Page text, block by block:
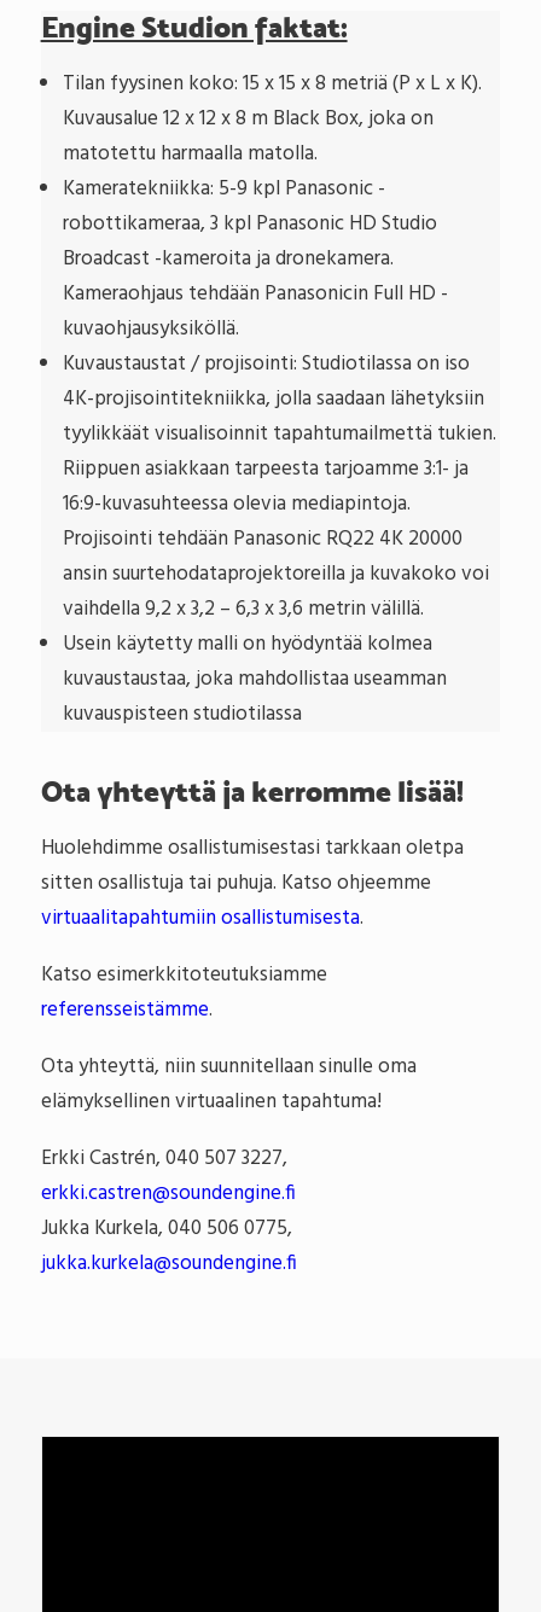
Engine Studion faktat:
Tilan fyysinen koko: 15 x 15 x 8 metriä (P x L x K).
Kuvausalue 12 x 12 x 8 m Black Box, joka on
matotettu harmaalla matolla.
Kameratekniikka: 5-9 kpl Panasonic -
robottikameraa, 3 kpl Panasonic HD Studio
Broadcast -kameroita ja dronekamera.
Kameraohjaus tehdään Panasonicin Full HD -
kuvaohjausyksiköllä.
Kuvaustaustat / projisointi: Studiotilassa on iso
4K-projisointitekniikka, jolla saadaan lähetyksiin
tyylikkäät visualisoinnit tapahtumailmettä tukien.
Riippuen asiakkaan tarpeesta tarjoamme 3:1- ja
16:9-kuvasuhteessa olevia mediapintoja.
Projisointi tehdään Panasonic RQ22 4K 20000
ansin suurtehodataprojektoreilla ja kuvakoko voi
vaihdella 9,2 x 3,2 – 6,3 x 3,6 metrin välillä.
Usein käytetty malli on hyödyntää kolmea
kuvaustaustaa, joka mahdollistaa useamman
kuvauspisteen studiotilassa
Ota yhteyttä ja kerromme lisää!
Huolehdimme osallistumisestasi tarkkaan oletpa
sitten osallistuja tai puhuja. Katso ohjeemme
virtuaalitapahtumiin osallistumisesta.
Katso esimerkkitoteutuksiamme
referensseistämme.
Ota yhteyttä, niin suunnitellaan sinulle oma
elämyksellinen virtuaalinen tapahtuma!
Erkki Castrén, 040 507 3227,
erkki.castren@soundengine.fi
Jukka Kurkela, 040 506 0775,
jukka.kurkela@soundengine.fi